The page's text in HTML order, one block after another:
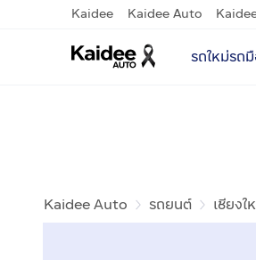
Kaidee Kaidee Auto
รถใหม่รถ
Kaidee Auto รถยนต์ เชียงใ